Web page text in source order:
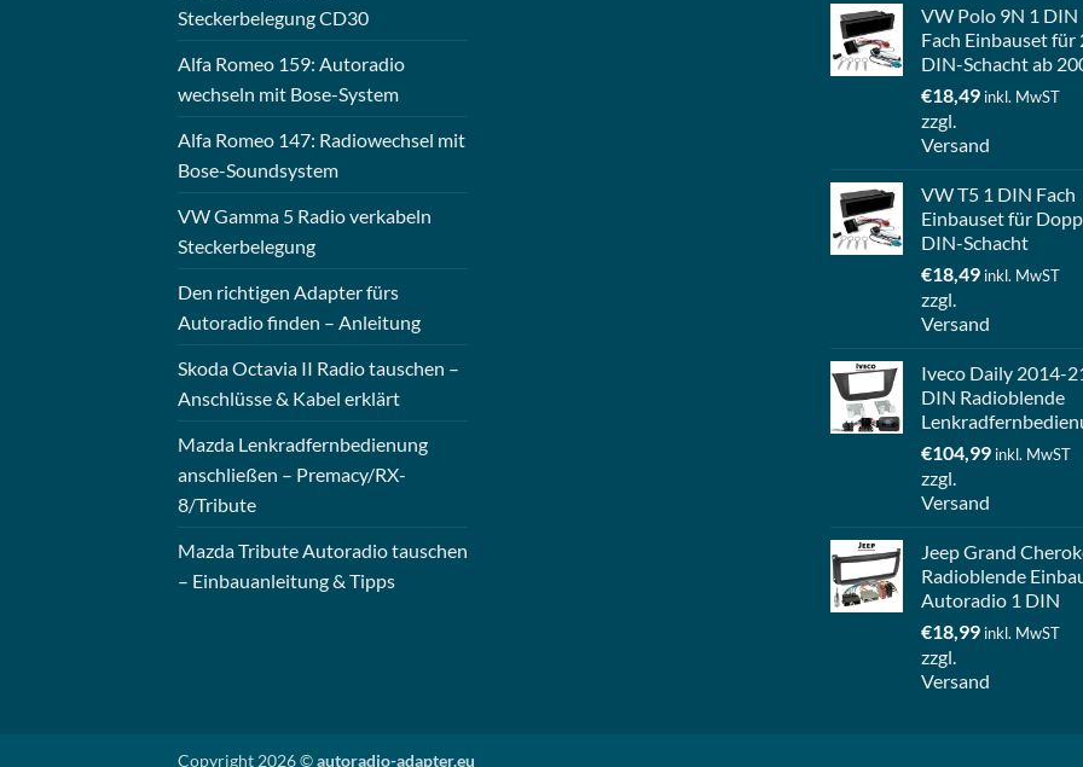
Steckerbelegung CD30
Alfa Romeo 159: Autoradio
wechseln mit Bose-System
Alfa Romeo 147: Radiowechsel mit
Bose-Soundsystem
VW Gamma 5 Radio verkabeln
Steckerbelegung
Den richtigen Adapter fürs
Autoradio finden – Anleitung
Skoda Octavia II Radio tauschen –
Anschlüsse & Kabel erklärt
Mazda Lenkradfernbedienung
anschließen – Premacy/RX-
8/Tribute
Mazda Tribute Autoradio tauschen
– Einbauanleitung & Tipps
VW Polo 9N 1 DIN
Fach Einbauset für
DIN-Schacht ab
€18,49 inkl. MwST
zzgl.
Versand
VW T5 1 DIN Fach
Einbauset für
DIN-Schacht
€18,49 inkl. MwST
zzgl.
Versand
Iveco Daily 2014-
DIN Radioblende
€104,99 inkl. MwST
zzgl.
Versand
Jeep Grand
Radioblende
Autoradio 1 DIN
€18,99 inkl. MwST
zzgl.
Versand
Copyright 2026 ©autoradio-adapter.eu